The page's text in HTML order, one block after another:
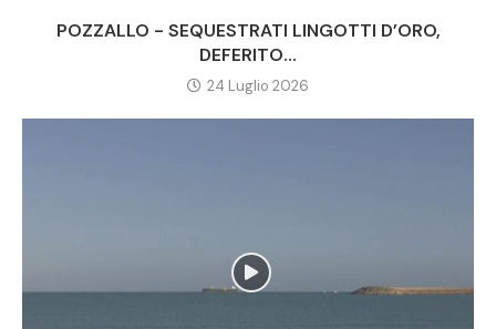
POZZALLO - SEQUESTRATI LINGOTTI D’ORO,
DEFERITO...
24 Luglio 2026